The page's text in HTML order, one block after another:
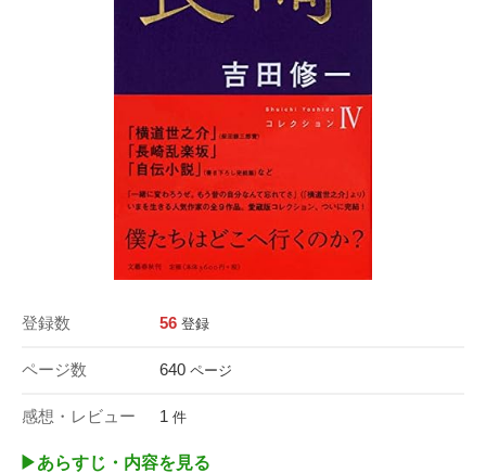
登録数 56 登録
ページ数 640 ページ
感想・レビュー 1 件
▶︎あらすじ・内容を見る